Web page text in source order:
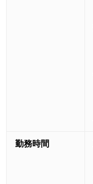
勤務時間